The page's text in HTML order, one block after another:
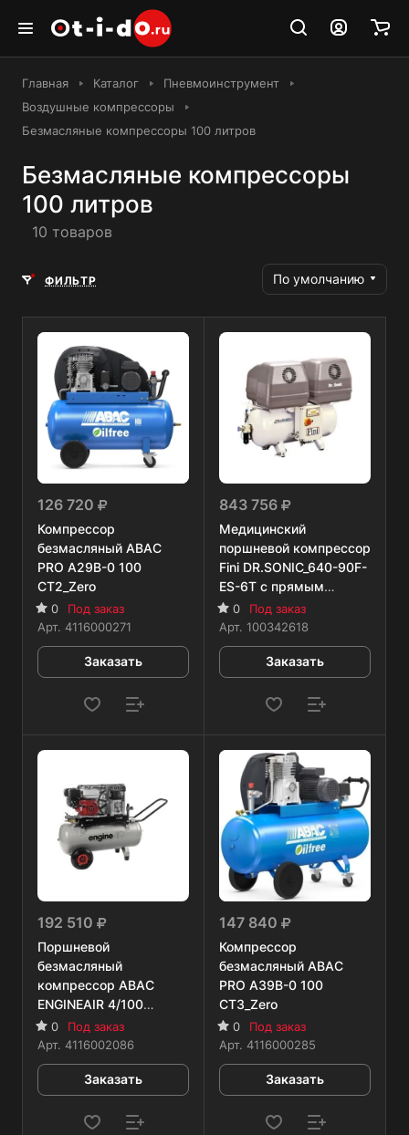
Главная Каталог
Пневмоинструмент
Воздушные компрессоры
Безмасляные компрессоры 100 литров
Безмасляные компрессоры
100 литров
10 товаров
ФИЛЬТР По умолчанию
126 720
Компрессор
безмасляный ABAC
PRO A29B-0 100
CT2_Zero
0
Под заказ
Арт. 4116000271
Заказать
843 756
Медицинский
поршневой компрессор
Fini DR.SONIC_640-90F-
ES-6T с прямым
приводом
0
Под заказ
Арт. 100342618
Заказать
192 510
Поршневой
безмасляный
компрессор ABAC
ENGINEAIR 4/100
PETROL
0
Под заказ
Арт. 4116002086
Заказать
147 840
Компрессор
безмасляный ABAC
PRO A39B-0 100
CT3_Zero
0
Под заказ
Арт. 4116000285
Заказать